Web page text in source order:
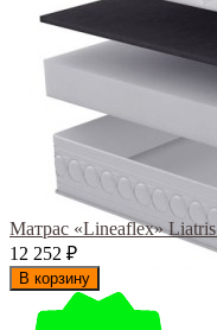
Матрас «Lineaflex»
12 252 ₽
В корзину